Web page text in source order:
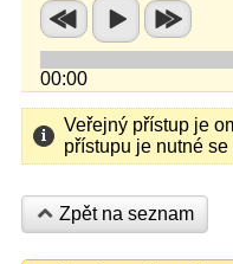
00:00
Veřejný přístup je
přístupu je nutné se
Zpět na seznam